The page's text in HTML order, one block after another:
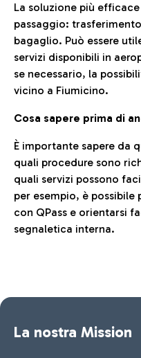
La soluzione più
passaggio:
bagaglio. Può essere
servizi disponibili in
se necessario, la
vicino a Fiumicino.
Cosa sapere prima di
È importante sapere da
quali procedure sono
quali servizi possono
per esempio, è possibile
con QPass e orientarsi
segnaletica interna.
La nostra Mission